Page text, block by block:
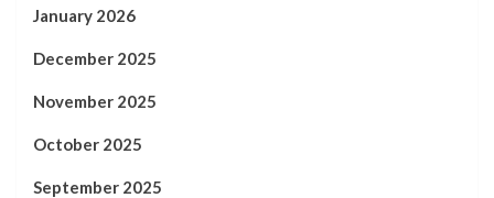
January 2026
December 2025
November 2025
October 2025
September 2025